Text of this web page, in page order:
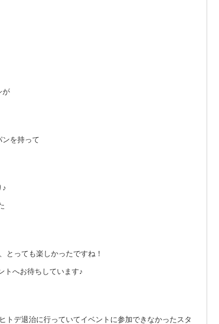
が
を持って
♪
とっても楽しかったですね！
トへお待ちしています♪
トデ退治に行っていてイベントに参加できなかったスタ